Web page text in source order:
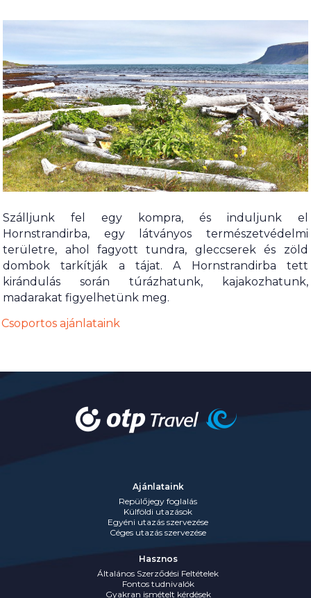
Szálljunk fel egy kompra, és induljunk el
Hornstrandirba, egy látványos természetvédelmi
területre, ahol fagyott tundra, gleccserek és zöld
dombok tarkítják a tájat. A Hornstrandirba tett
kirándulás során túrázhatunk, kajakozhatunk,
madarakat figyelhetünk meg.
Csoportos ajánlataink
Ajánlataink
Repülőjegy foglalás
Külföldi utazások
Egyéni utazás szervezése
Céges utazás szervezése
Hasznos
Általános Szerződési Feltételek
Fontos tudnivalók
Gyakran ismételt kérdések